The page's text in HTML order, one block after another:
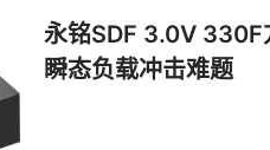
种依赖个体判断的模式就越显
。它另辟了一条路：基于华
，填补了这一领域的国际空
文气象特征之间深藏不露的
永铭SDF 3.0V
瞬态负载冲击难题